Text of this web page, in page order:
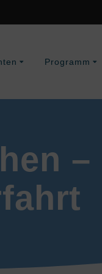
Programm
–